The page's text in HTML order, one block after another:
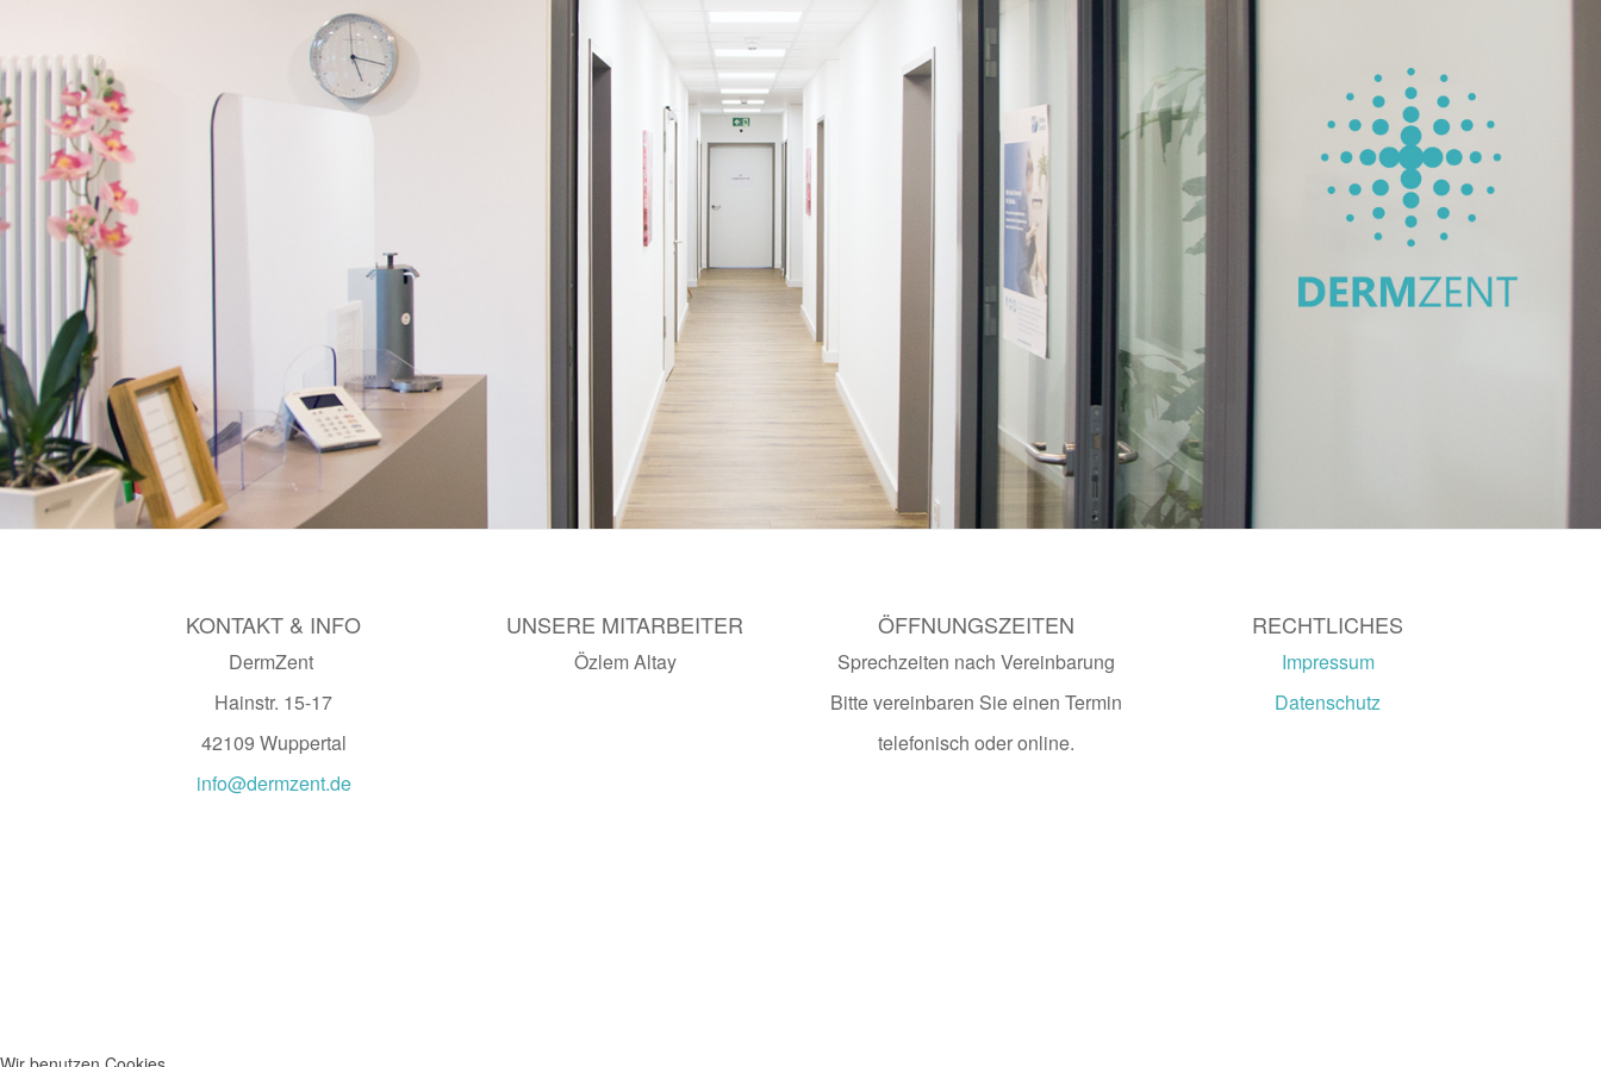
KONTAKT & INFO
DermZent
Hainstr. 15-17
42109 Wuppertal
info@dermzent.de
UNSERE MITARBEITER
Özlem Altay
ÖFFNUNGSZEITEN
Sprechzeiten nach Vereinbarung
Bitte vereinbaren Sie einen Termin
telefonisch oder online.
RECHTLICHES
Impressum
Datenschutz